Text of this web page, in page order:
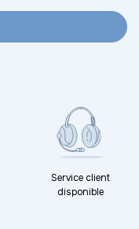
Service client
disponible